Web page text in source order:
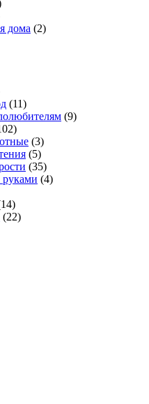
дома (2)
(11)
(9)
(3)
(5)
(35)
(4)
(22)